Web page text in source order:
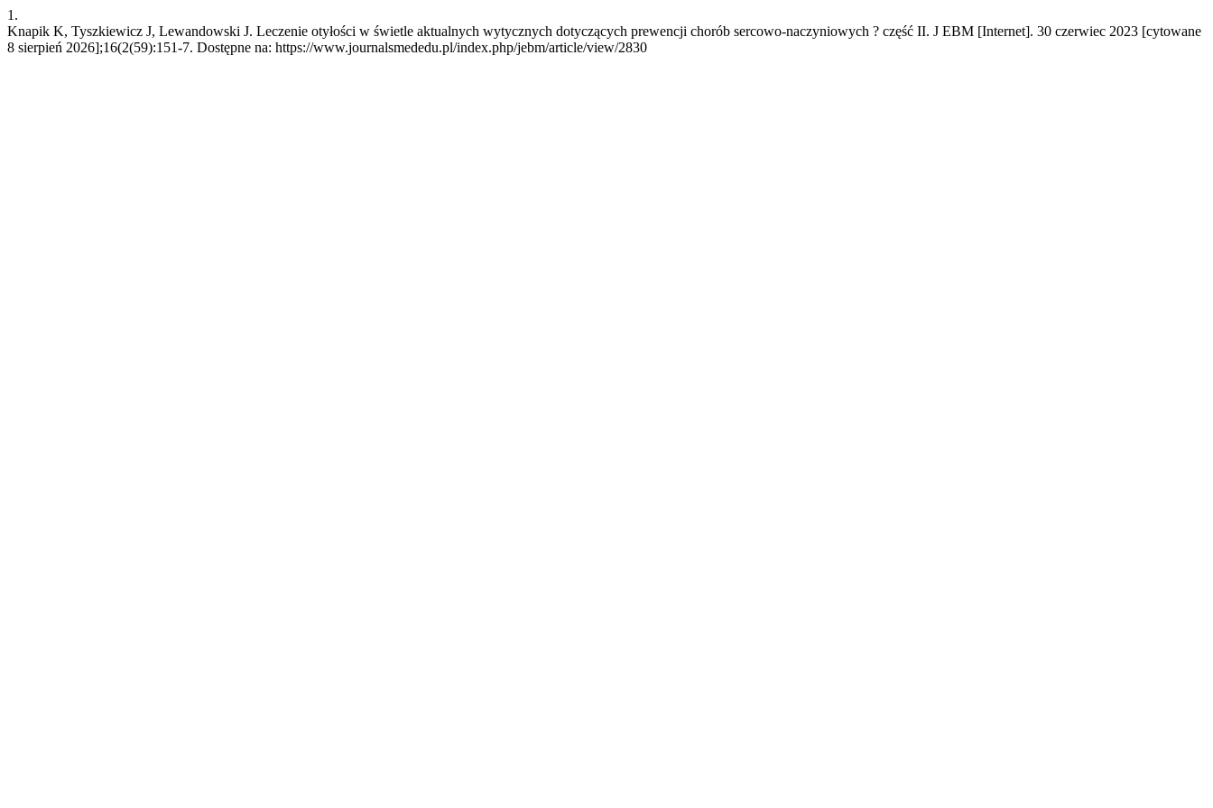
1.
Knapik K, Tyszkiewicz J, Lewandowski J. Leczenie otyłości w świetle aktualnych wytycznych dotyczących prewencji chorób sercowo-naczyniowych ? część II. J EBM [Internet]. 30 czerwiec 2023 [cytowane
8 sierpień 2026];16(2(59):151-7. Dostępne na: https://www.journalsmededu.pl/index.php/jebm/article/view/2830